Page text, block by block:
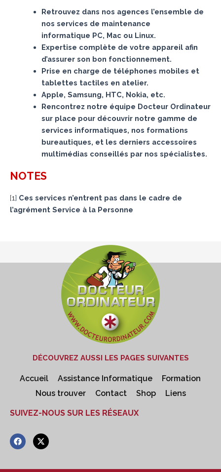
Retrouvez dans nos agences l’ensemble de
nos services de maintenance
informatique PC, Mac ou Linux.
Expertise complète de votre appareil afin
d’assurer son bon fonctionnement.
Prise en charge de téléphones mobiles et
tablettes tactiles en atelier.
Apple, Samsung, HTC, Nokia, etc.
Rencontrez notre équipe Docteur Ordinateur
sur place pour découvrir notre gamme de
services informatiques, nos formations
bureautiques, et les derniers accessoires
multimédias conseillés par nos spécialistes.
NOTES
[1] Ces services n’entrent pas dans le cadre de
l’agrément Service à la Personne
DÉCOUVREZ AUSSI LES PAGES SUIVANTES
Accueil Assistance Informatique
Formation
Nous trouver
Contact Shop Liens
SUIVEZ-NOUS SUR LES RÉSEAUX
F
a
b
X
-
i